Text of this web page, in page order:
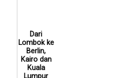
Dari
Lombok ke
Berlin,
Kairo dan
Kuala
Lumpur